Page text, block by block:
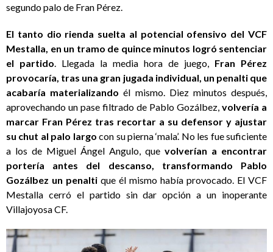
segundo palo de Fran Pérez.
El tanto dio rienda suelta al potencial ofensivo del VCF
Mestalla, en un tramo de quince minutos logró sentenciar
el partido. Llegada la media hora de juego, Fran Pérez
provocaría, tras una gran jugada individual, un penalti que
acabaría materializando él mismo. Diez minutos después,
aprovechando un pase filtrado de Pablo Gozálbez, volvería a
marcar Fran Pérez tras recortar a su defensor y ajustar
su chut al palo largo con su pierna ‘mala’. No les fue suficiente
a los de Miguel Ángel Angulo, que volverían a encontrar
portería antes del descanso, transformando Pablo
Gozálbez un penalti que él mismo había provocado. El VCF
Mestalla cerró el partido sin dar opción a un inoperante
Villajoyosa CF.